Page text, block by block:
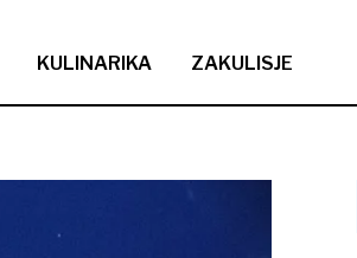
KULINARIKA ZAKULISJE